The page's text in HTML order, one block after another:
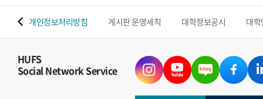
개인정보처리방침 게시판 운영세칙 대학정보공시 대
HUFS
Social Network Service